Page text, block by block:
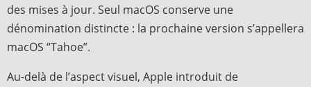
des mises à jour. Seul macOS conserve une
dénomination distincte : la prochaine version s’appellera
macOS “Tahoe”.
Au-delà de l’aspect visuel, Apple introduit de